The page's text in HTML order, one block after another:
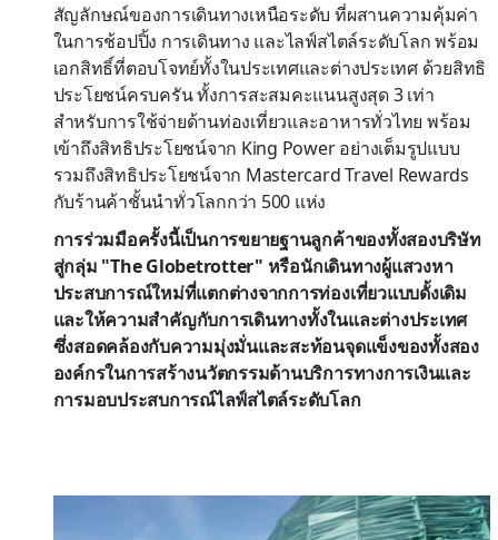
สัญลักษณ์ของการเดินทางเหนือระดับ ที่ผสานความคุ้มค่า
ในการช้อปปิ้ง การเดินทาง และไลฟ์สไตล์ระดับโลก พร้อม
เอกสิทธิ์ที่ตอบโจทย์ทั้งในประเทศและต่างประเทศ ด้วยสิทธิ
ประโยชน์ครบครัน ทั้งการสะสมคะแนนสูงสุด 3 เท่า
สำหรับการใช้จ่ายด้านท่องเที่ยวและอาหารทั่วไทย พร้อม
เข้าถึงสิทธิประโยชน์จาก King Power อย่างเต็มรูปแบบ
รวมถึงสิทธิประโยชน์จาก Mastercard Travel Rewards
กับร้านค้าชั้นนำทั่วโลกกว่า 500 แห่ง
การร่วมมือครั้งนี้เป็นการขยายฐานลูกค้าของทั้งสองบริษัท
สู่กลุ่ม "The Globetrotter" หรือนักเดินทางผู้แสวงหา
ประสบการณ์ใหม่ที่แตกต่างจากการท่องเที่ยวแบบดั้งเดิม
และให้ความสำคัญกับการเดินทางทั้งในและต่างประเทศ
ซึ่งสอดคล้องกับความมุ่งมั่นและสะท้อนจุดแข็งของทั้งสอง
องค์กรในการสร้างนวัตกรรมด้านบริการทางการเงินและ
การมอบประสบการณ์ไลฟ์สไตล์ระดับโลก